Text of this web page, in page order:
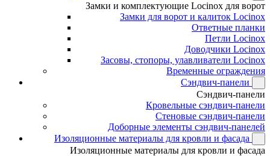
Замки и комплектующие Locinox для ворот
Замки для ворот и калиток Locinox
Ответные планки
Петли Locinox
Доводчики Locinox
Засовы, стопоры, улавливатели Locinox
Временные ограждения
Сэндвич-панели
Сэндвич-панели
Кровельные сэндвич-панели
Стеновые сэндвич-панели
Доборные элементы сэндвич-панелей
Изоляционные материалы для кровли и фасада
Изоляционные материалы для кровли и фасада